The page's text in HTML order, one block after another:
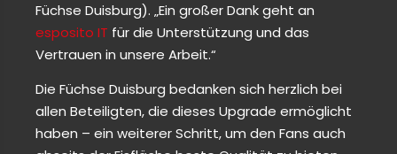
Füchse Duisburg). „Ein großer Dank geht an
esposito IT für die Unterstützung und das
Vertrauen in unsere Arbeit.“
Die Füchse Duisburg bedanken sich herzlich bei
allen Beteiligten, die dieses Upgrade ermöglicht
haben – ein weiterer Schritt, um den Fans auch